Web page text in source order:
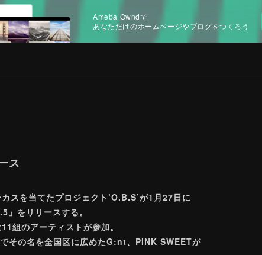
Ameba Owndで
あなただけのホームページやブログをつくろう
ス
スを当てたプロジェクト’O.B.S’が1月27日に
をリリースする。
組のアーティストが参加。
その名を全国区に広めたG:nt、PINK SWEETが